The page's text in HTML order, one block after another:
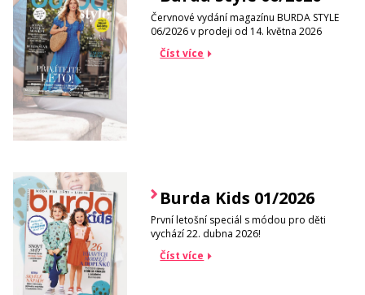
Červnové vydání magazínu BURDA STYLE
06/2026 v prodeji od 14. května 2026
Číst více
Burda Kids 01/2026
První letošní speciál s módou pro děti
vychází 22. dubna 2026!
Číst více